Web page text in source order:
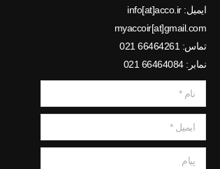
ایمیل: info[at]acco.ir
myaccoir[at]gmail.com
تماس: 66464261 021
نمابر: 66464084 021
نام *
ایمیل *